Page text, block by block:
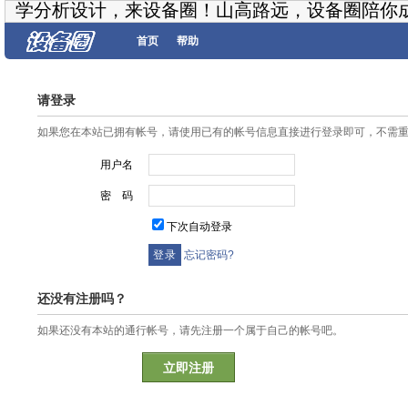
学分析设计，来设备圈！山高路远，设备圈陪你
首页 帮助
请登录
如果您在本站已拥有帐号，请使用已有的帐号信息直接进行登录即可，不需
用户名
密 码
下次自动登录
忘记密码?
还没有注册吗？
如果还没有本站的通行帐号，请先注册一个属于自己的帐号吧。
立即注册